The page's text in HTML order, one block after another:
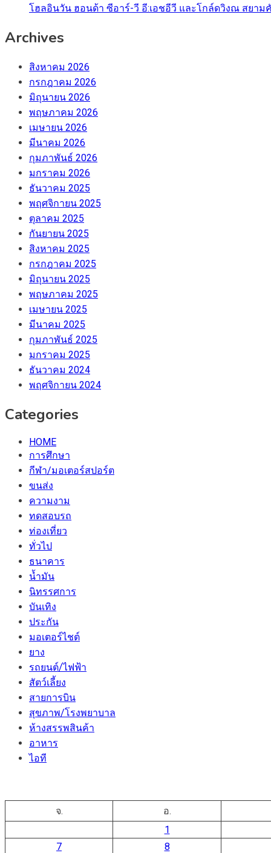
โฮลอินวัน ฮอนด้า ซีอาร์-วี อี:เอชอีวี และโกล์ดวิงณ สยา
Archives
สิงหาคม 2026
กรกฎาคม 2026
มิถุนายน 2026
พฤษภาคม 2026
เมษายน 2026
มีนาคม 2026
กุมภาพันธ์ 2026
มกราคม 2026
ธันวาคม 2025
พฤศจิกายน 2025
ตุลาคม 2025
กันยายน 2025
สิงหาคม 2025
กรกฎาคม 2025
มิถุนายน 2025
พฤษภาคม 2025
เมษายน 2025
มีนาคม 2025
กุมภาพันธ์ 2025
มกราคม 2025
ธันวาคม 2024
พฤศจิกายน 2024
Categories
HOME
การศึกษา
กีฬา/มอเตอร์สปอร์ต
ขนส่ง
ความงาม
ทดสอบรถ
ท่องเที่ยว
ทั่วไป
ธนาคาร
น้ำมัน
นิทรรศการ
บันเทิง
ประกัน
มอเตอร์ไชต์
ยาง
รถยนต์/ไฟฟ้า
สัตว์เลี้ยง
สายการบิน
สุขภาพ/โรงพยาบาล
ห้างสรรพสินค้า
อาหาร
ไอที
จ.
อ.
1
7
8